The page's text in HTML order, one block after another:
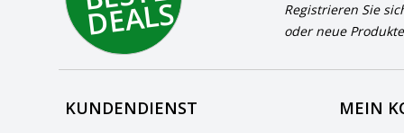
S
Registrieren Sie
oder neue Produkte
KUNDENDIENST MEIN